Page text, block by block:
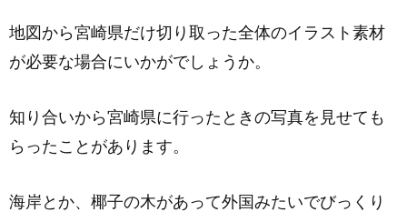
地図から宮崎県だけ切り取った全体のイラスト素材
が必要な場合にいかがでしょうか。
知り合いから宮崎県に行ったときの写真を見せても
らったことがあります。
海岸とか、椰子の木があって外国みたいでびっくり